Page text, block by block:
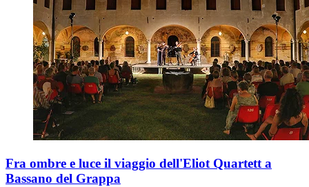
Fra ombre e luce il viaggio dell'Eliot Quartett a
Bassano del Grappa